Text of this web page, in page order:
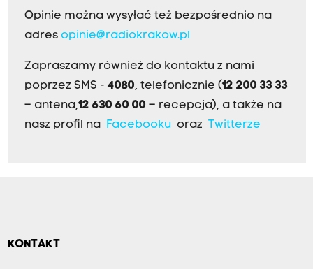
Opinie można wysyłać też bezpośrednio na
adres opinie@radiokrakow.pl
Zapraszamy również do kontaktu z nami
poprzez SMS - 4080, telefonicznie (12 200 33 33
– antena,12 630 60 00 – recepcja), a także na
nasz profil na
Facebookuoraz Twitterze
KONTAKT